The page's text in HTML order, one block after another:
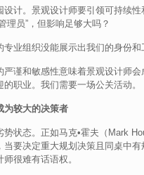
设计。景观设计师要引领可持续性
理员”，但影响足够大吗？
业组织没能展示出我们的身份和
严谨和敏感性意味着景观设计师会
职业。我们需要一场公关活动。
为较大的决策者
势状态。正如马克•霍夫（Mark
当要决定重大规划决策且同桌中有
很难有话语权。